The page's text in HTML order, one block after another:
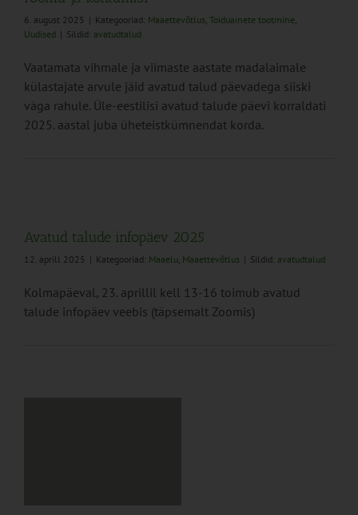
6. august 2025 | Kategooriad: Maaettevõtlus, Toiduainete tootmine,
Uudised | Sildid: avatudtalud
Vaatamata vihmale ja viimaste aastate madalaimale
külastajate arvule jäid avatud talud päevadega siiski
väga rahule. Üle-eestilisi avatud talude päevi korraldati
2025. aastal juba üheteistkümnendat korda.
Avatud talude infopäev 2025
12. aprill 2025 | Kategooriad: Maaelu, Maaettevõtlus | Sildid: avatudtalud
Kolmapäeval, 23. aprillil kell 13-16 toimub avatud
talude infopäev veebis (täpsemalt Zoomis)